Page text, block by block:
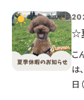
座
看
テ
☆
こ
は
日